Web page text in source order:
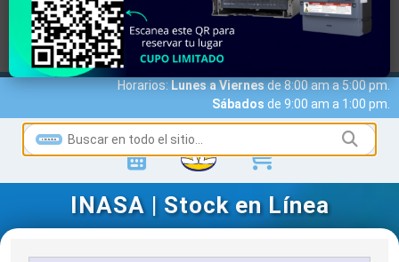
MARCAS ACCESO A CLIENTES
SERVICIOS
NOTICIAS
NOSOTROS
Horarios:Lunes a Viernesde 8:00 am a 5:00 pm.
Sábados de 9:00 am a 1:00 pm.
INASA | Stock en Línea